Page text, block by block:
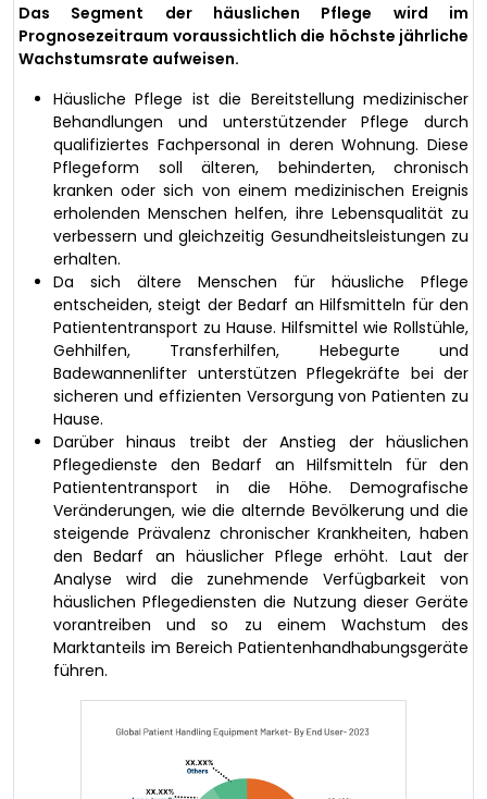
Das Segment der häuslichen Pflege wird im
Prognosezeitraum voraussichtlich die höchste jährliche
Wachstumsrate aufweisen.
Häusliche Pflege ist die Bereitstellung medizinischer
Behandlungen und unterstützender Pflege durch
qualifiziertes Fachpersonal in deren Wohnung. Diese
Pflegeform soll älteren, behinderten, chronisch
kranken oder sich von einem medizinischen Ereignis
erholenden Menschen helfen, ihre Lebensqualität zu
verbessern und gleichzeitig Gesundheitsleistungen zu
erhalten.
Da sich ältere Menschen für häusliche Pflege
entscheiden, steigt der Bedarf an Hilfsmitteln für den
Patiententransport zu Hause. Hilfsmittel wie Rollstühle,
Gehhilfen, Transferhilfen, Hebegurte und
Badewannenlifter unterstützen Pflegekräfte bei der
sicheren und effizienten Versorgung von Patienten zu
Hause.
Darüber hinaus treibt der Anstieg der häuslichen
Pflegedienste den Bedarf an Hilfsmitteln für den
Patiententransport in die Höhe. Demografische
Veränderungen, wie die alternde Bevölkerung und die
steigende Prävalenz chronischer Krankheiten, haben
den Bedarf an häuslicher Pflege erhöht. Laut der
Analyse wird die zunehmende Verfügbarkeit von
häuslichen Pflegediensten die Nutzung dieser Geräte
vorantreiben und so zu einem Wachstum des
Marktanteils im Bereich Patientenhandhabungsgeräte
führen.